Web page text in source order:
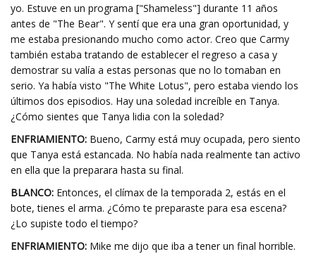
yo. Estuve en un programa ["Shameless"] durante 11 años
antes de "The Bear". Y sentí que era una gran oportunidad, y
me estaba presionando mucho como actor. Creo que Carmy
también estaba tratando de establecer el regreso a casa y
demostrar su valía a estas personas que no lo tomaban en
serio. Ya había visto "The White Lotus", pero estaba viendo los
últimos dos episodios. Hay una soledad increíble en Tanya.
¿Cómo sientes que Tanya lidia con la soledad?
ENFRIAMIENTO: Bueno, Carmy está muy ocupada, pero siento
que Tanya está estancada. No había nada realmente tan activo
en ella que la preparara hasta su final.
BLANCO: Entonces, el clímax de la temporada 2, estás en el
bote, tienes el arma. ¿Cómo te preparaste para esa escena?
¿Lo supiste todo el tiempo?
ENFRIAMIENTO: Mike me dijo que iba a tener un final horrible.